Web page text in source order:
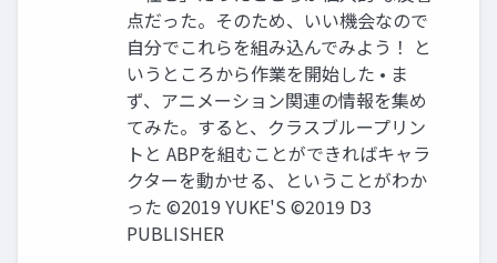
点だった。そのため、いい機会なので
自分でこれらを組み込んでみよう！ と
いうところから作業を開始した • ま
ず、アニメーション関連の情報を集め
てみた。すると、クラスブループリン
トと ABPを組むことができればキャラ
クターを動かせる、ということがわか
った ©2019 YUKE'S ©2019 D3
PUBLISHER